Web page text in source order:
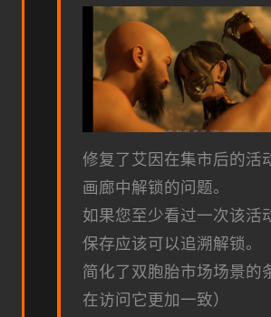
修复了艾因在集市后的活
画廊中解锁的问题。
如果您至少看过一次该活
保存应该可以追溯解锁。
简化了双胞胎市场场景的
在访问它更加一致）